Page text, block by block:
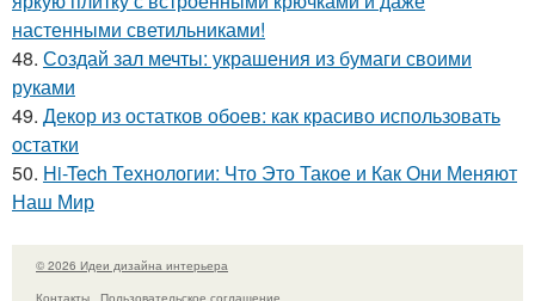
настенными светильниками!
48. Создай зал мечты: украшения из бумаги своими
руками
49. Декор из остатков обоев: как красиво использовать
остатки
50. Hi-Tech Технологии: Что Это Такое и Как Они Меняют
Наш Мир
© 2026 Идеи дизайна интерьера
Контакты
Пользовательское соглашение